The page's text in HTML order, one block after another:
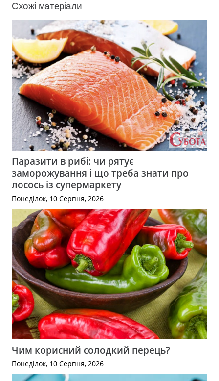
Схожі матеріали
Паразити в рибі: чи рятує
заморожування і що треба знати про
лосось із супермаркету
Понеділок, 10 Серпня, 2026
Чим корисний солодкий перець?
Понеділок, 10 Серпня, 2026